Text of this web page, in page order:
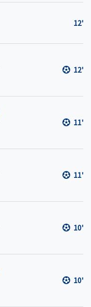
12'
12'
11'
11'
10'
10'